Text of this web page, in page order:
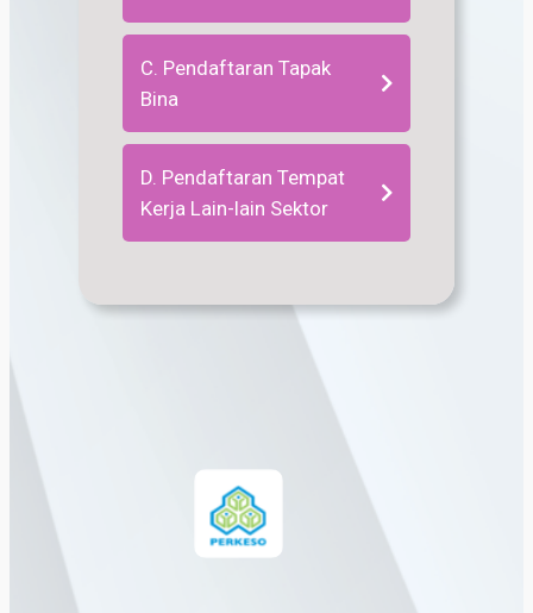
C. Pendaftaran Tapak
Bina
D. Pendaftaran Tempat
Kerja Lain-lain Sektor